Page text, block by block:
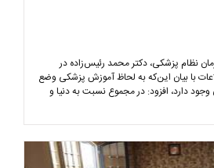
نظام پزشکی، دکتر محمد رئیس‌زاده در
با بیان این‌که به لحاظ آموزش پزشکی وضع
وجود دارد، افزود: در مجموع نسبت به دنیا و